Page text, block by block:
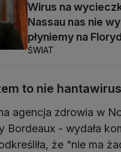
Wirus na
Nassau nas nie
płyniemy na
ŚWIAT
to nie hantawirus
agencja zdrowia w
Bordeaux - wydała
że "nie ma